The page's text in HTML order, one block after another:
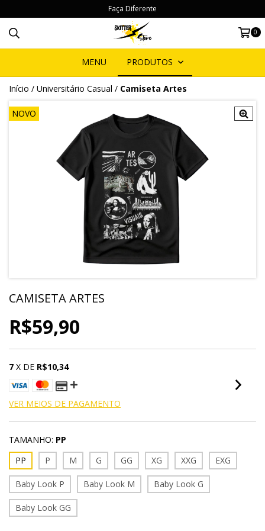
Faça Diferente
0
MENU PRODUTOS
Início / Universitário Casual / Camiseta Artes
NOVO
CAMISETA ARTES
R$59,90
7 X DE R$10,34
VER MEIOS DE PAGAMENTO
TAMANHO: PP
PP
P M G GG XG XXG EXG
Baby Look P Baby Look M Baby Look G
Baby Look GG